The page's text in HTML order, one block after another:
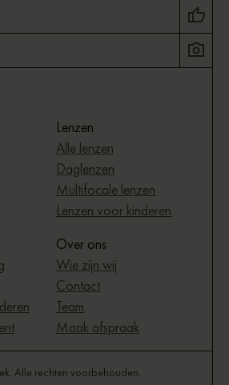
Lenzen
Alle lenzen
Daglenzen
Multifocale lenzen
Lenzen voor kinderen
Over ons
Wie zijn wij
Contact
Team
Maak afspraak
Alle rechten voorbehouden.